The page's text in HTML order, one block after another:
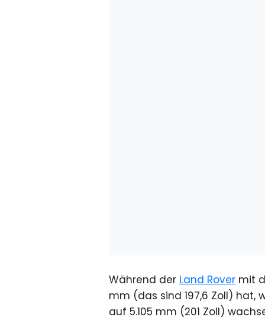
Während der Land Rover mit
mm (das sind 197,6 Zoll) hat,
auf 5.105 mm (201 Zoll)